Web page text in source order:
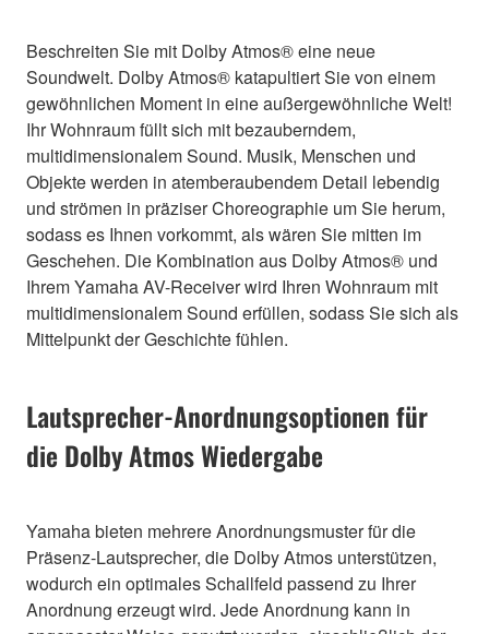
Beschreiten Sie mit Dolby Atmos® eine neue
Soundwelt. Dolby Atmos® katapultiert Sie von einem
gewöhnlichen Moment in eine außergewöhnliche Welt!
Ihr Wohnraum füllt sich mit bezauberndem,
multidimensionalem Sound. Musik, Menschen und
Objekte werden in atemberaubendem Detail lebendig
und strömen in präziser Choreographie um Sie herum,
sodass es Ihnen vorkommt, als wären Sie mitten im
Geschehen. Die Kombination aus Dolby Atmos® und
Ihrem Yamaha AV-Receiver wird Ihren Wohnraum mit
multidimensionalem Sound erfüllen, sodass Sie sich als
Mittelpunkt der Geschichte fühlen.
Lautsprecher-Anordnungsoptionen für
die Dolby Atmos Wiedergabe
Yamaha bieten mehrere Anordnungsmuster für die
Präsenz-Lautsprecher, die Dolby Atmos unterstützen,
wodurch ein optimales Schallfeld passend zu Ihrer
Anordnung erzeugt wird. Jede Anordnung kann in